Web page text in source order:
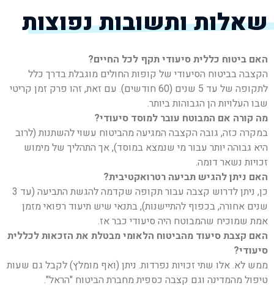
שאלות ותשובות נפוצות
האם ביטוח כללית סיעודי תקף לכל החיים?
הקצבה בביטוח הסיעודי של קופות החולים מוגבלת בדרך כלל
לתקופה של עד 5 שנים (60 חודשים). עם זאת, זהו פרק זמן קריטי
שבו העלויות הן הגבוהות ביותר.
מה קורה אם המבוטח עובר למוסד סיעודי?
במקרה כזה, גובה הקצבה המגיעה מהביטוח עשוי להשתנות (לרוב
היא גבוהה יותר עבור מי שנמצא במוסד), אך התהליך של מימוש
זכויות נשאר דומה.
האם ניתן להגיש תביעה רטרואקטיבית?
כן, ניתן לדרוש קצבה עבור תקופה שקדמה להגשת התביעה (עד 3
שנים אחורה, בכפוף להתיישנות), בתנאי שיש תיעוד רפואי מזמן
אמת שמוכיח שהמבוטח היה סיעודי כבר אז.
האם קצבת סיעוד מהביטוח הלאומי מבטלת את הזכאות לכללית
סיעודי?
ממש לא. אלו שתי זכויות נפרדות. ניתן (ואף מומלץ) לקבל גם שעות
טיפול מהמדינה וגם קצבה כספית מחברת הביטוח "הראל".